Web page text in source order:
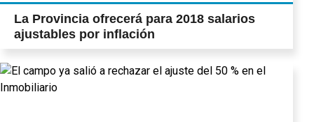
La Provincia ofrecerá para 2018 salarios
ajustables por inflación